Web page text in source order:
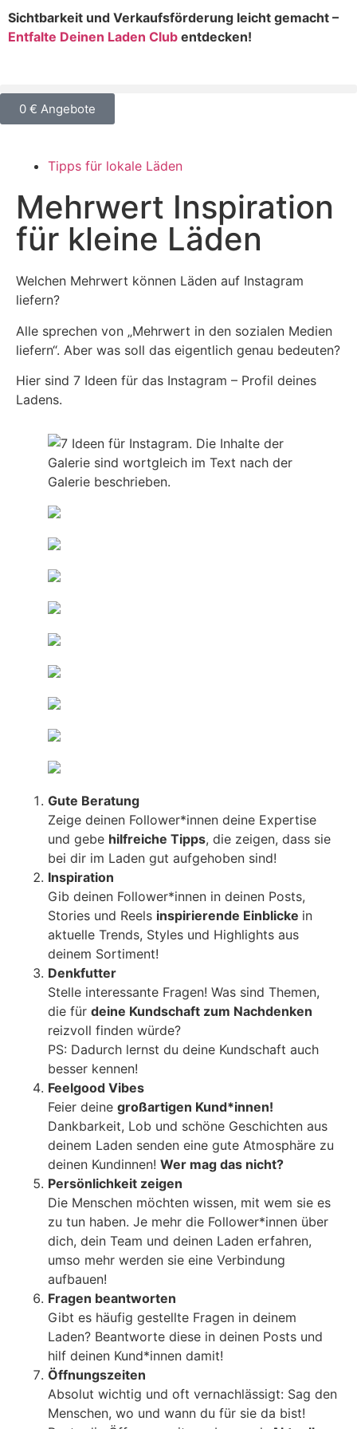
Sichtbarkeit und Verkaufsförderung leicht gemacht –
Entfalte Deinen Laden Club entdecken!
0 € Angebote
Tipps für lokale Läden
Mehrwert Inspiration
für kleine Läden
Welchen Mehrwert können Läden auf Instagram
liefern?
Alle sprechen von „Mehrwert in den sozialen Medien
liefern“. Aber was soll das eigentlich genau bedeuten?
Hier sind 7 Ideen für das Instagram – Profil deines
Ladens.
Gute Beratung
Zeige deinen Follower*innen deine Expertise
und gebe hilfreiche Tipps, die zeigen, dass sie
bei dir im Laden gut aufgehoben sind!
Inspiration
Gib deinen Follower*innen in deinen Posts,
Stories und Reels inspirierende Einblicke in
aktuelle Trends, Styles und Highlights aus
deinem Sortiment!
Denkfutter
Stelle interessante Fragen! Was sind Themen,
die für deine Kundschaft zum Nachdenken
reizvoll finden würde?
PS: Dadurch lernst du deine Kundschaft auch
besser kennen!
Feelgood Vibes
Feier deine großartigen Kund*innen!
Dankbarkeit, Lob und schöne Geschichten aus
deinem Laden senden eine gute Atmosphäre zu
deinen Kundinnen! Wer mag das nicht?
Persönlichkeit zeigen
Die Menschen möchten wissen, mit wem sie es
zu tun haben. Je mehr die Follower*innen über
dich, dein Team und deinen Laden erfahren,
umso mehr werden sie eine Verbindung
aufbauen!
Fragen beantworten
Gibt es häufig gestellte Fragen in deinem
Laden? Beantworte diese in deinen Posts und
hilf deinen Kund*innen damit!
Öffnungszeiten
Absolut wichtig und oft vernachlässigt: Sag den
Menschen, wo und wann du für sie da bist!